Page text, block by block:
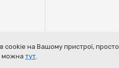
на Вашому пристрої, просто
можна тут.